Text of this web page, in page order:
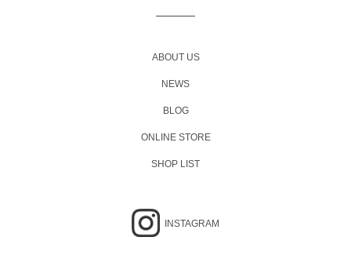
ABOUT US
NEWS
BLOG
ONLINE STORE
SHOP LIST
INSTAGRAM